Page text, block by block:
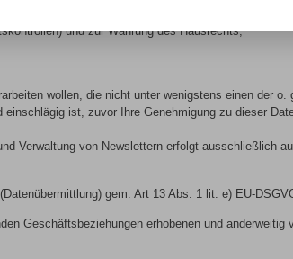
Streitigkeiten,
und zur Wahrung des Hausrechts,
wollen, die nicht unter wenigstens einen der
ist, zuvor Ihre Genehmigung zu dieser
Verwaltung von Newslettern erfolgt ausschließlich
gem. Art 13 Abs. 1 lit. e) EU-
Geschäftsbeziehungen erhobenen und